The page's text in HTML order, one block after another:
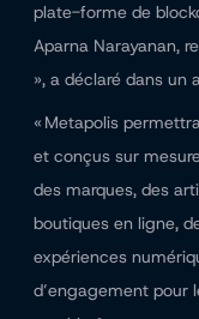
plate-forme de
Aparna Narayanan,
», a déclaré dans un
« Metapolis
et conçus sur
des marques, des
boutiques en ligne,
expériences
d’engagement pour